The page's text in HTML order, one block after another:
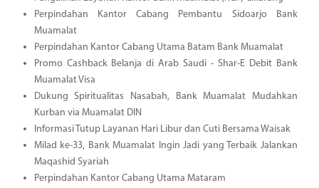
Perpindahan Kantor Cabang Pembantu Sidoarjo Bank
Muamalat
Perpindahan Kantor Cabang Utama Batam Bank Muamalat
Promo Cashback Belanja di Arab Saudi - Shar-E Debit Bank
Muamalat Visa
Dukung Spiritualitas Nasabah, Bank Muamalat Mudahkan
Kurban via Muamalat DIN
Informasi Tutup Layanan Hari Libur dan Cuti Bersama Waisak
Milad ke-33, Bank Muamalat Ingin Jadi yang Terbaik Jalankan
Maqashid Syariah
Perpindahan Kantor Cabang Utama Mataram